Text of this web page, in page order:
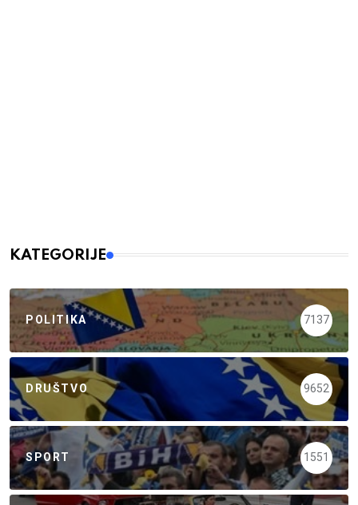
KATEGORIJE
POLITIKA 7137
DRUŠTVO 9652
SPORT 1551